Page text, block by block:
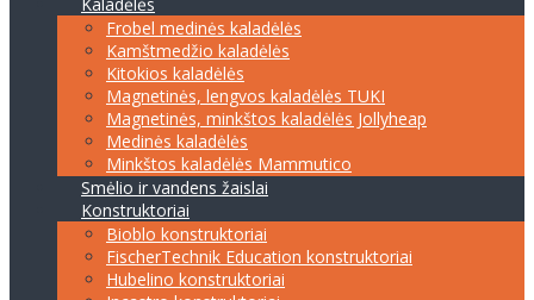
Frobel medinės kaladėlės
Kamštmedžio kaladėlės
Kitokios kaladėlės
Magnetinės, lengvos kaladėlės TUKI
Magnetinės, minkštos kaladėlės Jollyheap
Medinės kaladėlės
Minkštos kaladėlės Mammutico
Smėlio ir vandens žaislai
Konstruktoriai
Bioblo konstruktoriai
FischerTechnik Education konstruktoriai
Hubelino konstruktoriai